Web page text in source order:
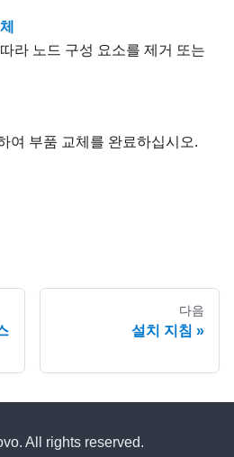
라 노드 구성 요소를 제거 또는
여 부품 교체를 완료하십시오.
다음
설치 지침
All rights reserved.